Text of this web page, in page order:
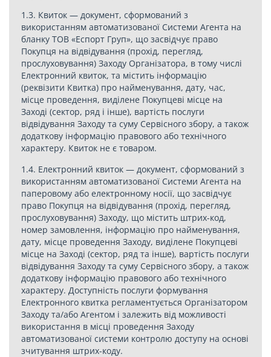
1.3. Квиток — документ, сформований з
використанням автоматизованої Системи Агента на
бланку ТОВ «Еспорт Груп», що засвідчує право
Покупця на відвідування (прохід, перегляд,
прослуховування) Заходу Організатора, в тому числі
Електронний квиток, та містить інформацію
(реквізити Квитка) про найменування, дату, час,
місце проведення, виділене Покупцеві місце на
Заході (сектор, ряд і інше), вартість послуги
відвідування Заходу та суму Сервісного збору, а також
додаткову інформацію правового або технічного
характеру. Квиток не є товаром.
1.4. Електронний квиток — документ, сформований з
використанням автоматизованої Системи Агента на
паперовому або електронному носії, що засвідчує
право Покупця на відвідування (прохід, перегляд,
прослуховування) Заходу, що містить штрих-код,
номер замовлення, інформацію про найменування,
дату, місце проведення Заходу, виділене Покупцеві
місце на Заході (сектор, ряд та інше), вартість послуги
відвідування Заходу та суму Сервісного збору, а також
додаткову інформацію правового або технічного
характеру. Доступність послуги формування
Електронного квитка регламентується Організатором
Заходу та/або Агентом і залежить від можливості
використання в місці проведення Заходу
автоматизованої системи контролю доступу на основі
зчитування штрих-коду.